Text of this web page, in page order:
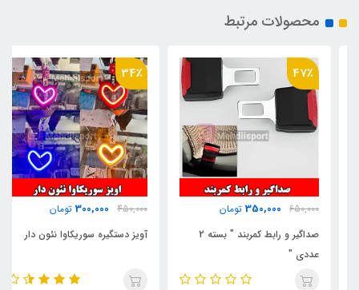
محصولات مرتبط
47٪
650,000
350,000 تومان
صداگیر و رابط کمربند " بسته 2
عددی "
34٪
450,000
300,000 تومان
آویز دستگیره سوریکاوا نئون دار